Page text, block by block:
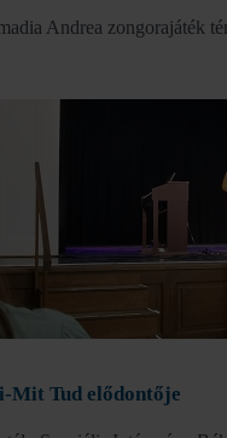
Andrea
Mit Tud elődontője